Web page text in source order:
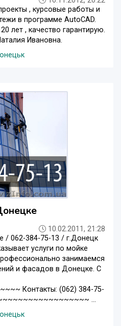
, курсовые работы и
в программе AutoCAD.
лет , качество гарантирую.
Ивановна.
10.02.2011, 21:28
/ 062-384-75-13 / г.Донецк
услуги по мойке
занимаемся
и фасадов в Донецке. С
Контакты: (062) 384-75-
...